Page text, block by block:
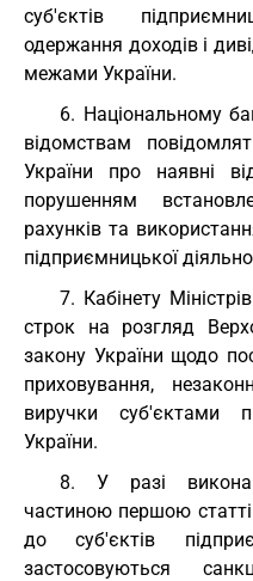
суб'єктів
одержання доходів і
межами України.
6. Національному
відомствам
України про наявні
порушенням
рахунків та
підприємницької
7. Кабінету
строк на розгляд
закону України щодо
приховування,
виручки суб'єктами
України.
8. У разі
частиною першою
до суб'єктів
застосовуються